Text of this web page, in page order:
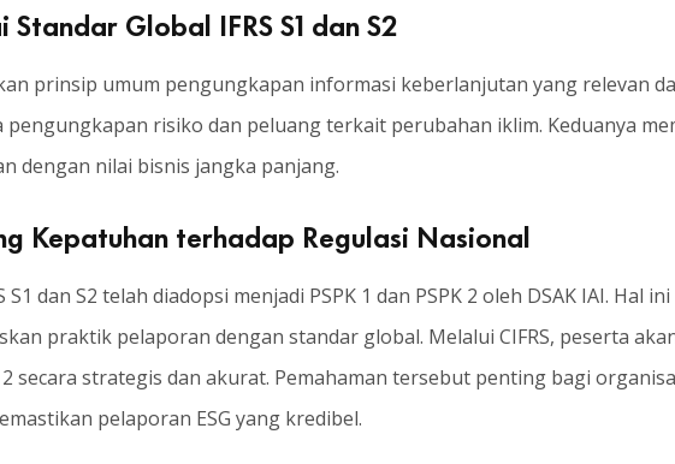
Standar Global IFRS S1 dan S2
prinsip umum pengungkapan informasi keberlanjutan yang relevan
pengungkapan risiko dan peluang terkait perubahan iklim. Keduanya
dengan nilai bisnis jangka panjang.
Kepatuhan terhadap Regulasi Nasional
S1 dan S2 telah diadopsi menjadi PSPK 1 dan PSPK 2 oleh DSAK IAI. Hal
praktik pelaporan dengan standar global. Melalui CIFRS, peserta
2 secara strategis dan akurat. Pemahaman tersebut penting bagi
pelaporan ESG yang kredibel.